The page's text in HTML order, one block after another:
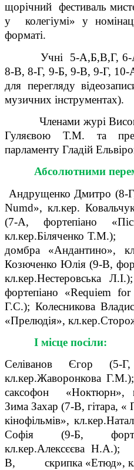
щорічний фестиваль
у колегіумі» у
форматі.
Учні 5-А,Б,В,Г, 6-А,
8-В, 8-Г, 9-Б, 9-В, 9-Г, 10-
для перегляду
музичних інструментах).
Членами журі
Гуляєвою Т.М. та
парламенту Гладій
Абсолютними
Андрущенко Дмитро (8-
Numd», кл.кер.
(7-А, фортепіано
кл.кер.Біляченко
домбра «Андантино»,
Козюченко Юлія (9-В,
кл.кер.Нестеровська
фортепіано «Requiem
Г.С.); Колесникова
«Прелюдія»,
І місце посіли:
Селіванов Єгор (5-
кл.кер.Жаворонкова
саксофон «Ноктюрн»,
Зима Захар (7-В, гітара, «
кінофільмів»,
Софія (9-Б,
кл.кер.Алексєєва
В, скрипка «Етюд»,